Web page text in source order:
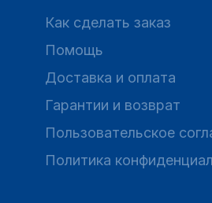
Как сделать заказ
Помощь
Доставка и оплата
Гарантии и возврат
Пользовательское
Политика